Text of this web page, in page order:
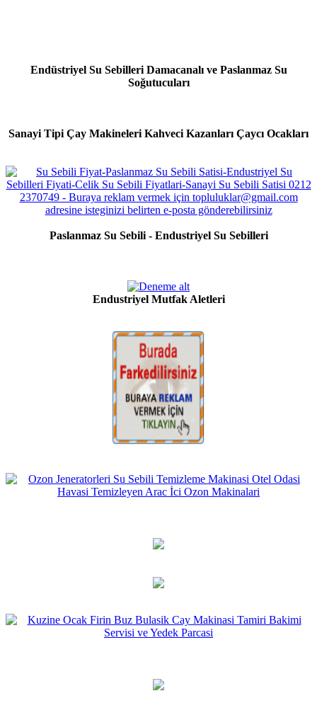
Endüstriyel Su Sebilleri Damacanalı ve Paslanmaz Su
Soğutucuları
Sanayi Tipi Çay Makineleri Kahveci Kazanları Çaycı Ocakları
Paslanmaz Su Sebili - Endustriyel Su Sebilleri
Endustriyel Mutfak Aletleri